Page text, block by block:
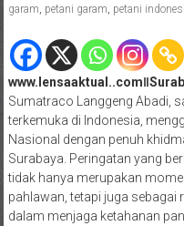
garam petani garam petani
Sumatraco Langgeng Abadi,
terkemuka di Indonesia,
Nasional dengan penuh
Surabaya. Peringatan yang
tidak hanya merupakan
pahlawan, tetapi juga
dalam menjaga ketahanan